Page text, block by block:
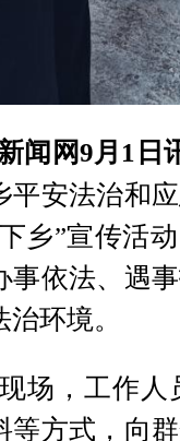
闻网9月1日
平安法治和
乡”宣传活
事依法、遇
环境。
场，工作人
等方式，向